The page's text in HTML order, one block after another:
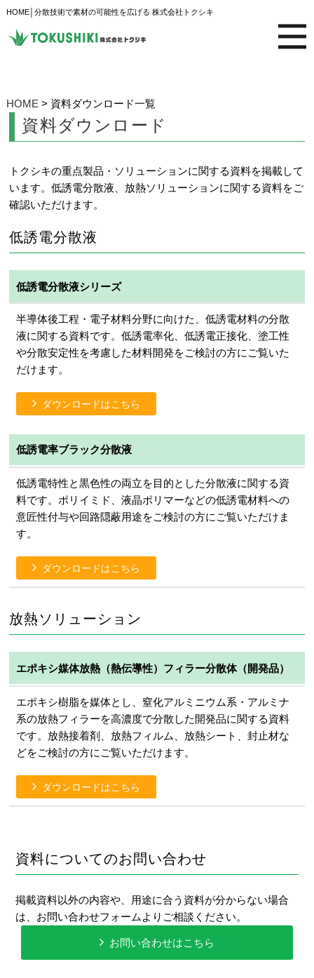
HOME│分散技術で素材の可能性を広げる 株式会社トクシキ
HOME > 資料ダウンロード一覧
資料ダウンロード
トクシキの重点製品・ソリューションに関する資料を掲載して
います。低誘電分散液、放熱ソリューションに関する資料をご
確認いただけます。
低誘電分散液
低誘電分散液シリーズ
半導体後工程・電子材料分野に向けた、低誘電材料の分散
液に関する資料です。低誘電率化、低誘電正接化、塗工性
や分散安定性を考慮した材料開発をご検討の方にご覧いた
だけます。
ダウンロードはこちら
低誘電率ブラック分散液
低誘電特性と黒色性の両立を目的とした分散液に関する資
料です。ポリイミド、液晶ポリマーなどの低誘電材料への
意匠性付与や回路隠蔽用途をご検討の方にご覧いただけま
す。
ダウンロードはこちら
放熱ソリューション
エポキシ媒体放熱（熱伝導性）フィラー分散体（開発品）
エポキシ樹脂を媒体とし、窒化アルミニウム系・アルミナ
系の放熱フィラーを高濃度で分散した開発品に関する資料
です。放熱接着剤、放熱フィルム、放熱シート、封止材な
どをご検討の方にご覧いただけます。
ダウンロードはこちら
資料についてのお問い合わせ
掲載資料以外の内容や、用途に合う資料が分からない場合
は、お問い合わせフォームよりご相談ください。
お問い合わせはこちら